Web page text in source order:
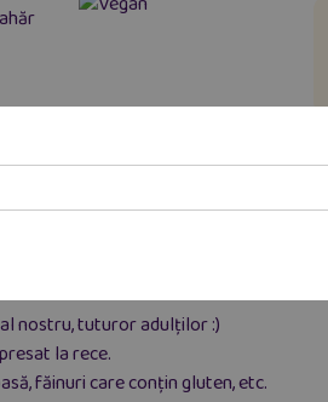
nostru, tuturor adulților :)
la rece.
făinuri care conțin gluten, etc.